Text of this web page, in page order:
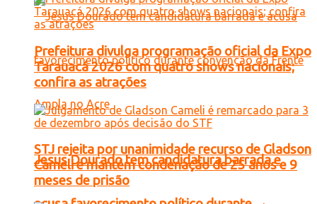
Jesus Dourado tem candidatura barrada e
Prefeitura divulga programação oficial da Expo
Tarauacá 2026 com quatro shows nacionais;
confira as atrações
STJ rejeita por unanimidade recurso de Gladson
Cameli e mantém condenação de 25 anos e 9
meses de prisão